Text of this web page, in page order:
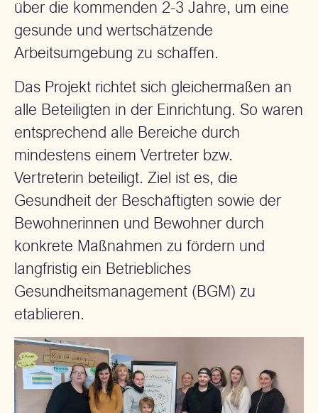
über die kommenden 2-3 Jahre, um eine
gesunde und wertschätzende
Arbeitsumgebung zu schaffen.
Das Projekt richtet sich gleichermaßen an
alle Beteiligten in der Einrichtung. So waren
entsprechend alle Bereiche durch
mindestens einem Vertreter bzw.
Vertreterin beteiligt. Ziel ist es, die
Gesundheit der Beschäftigten sowie der
Bewohnerinnen und Bewohner durch
konkrete Maßnahmen zu fördern und
langfristig ein Betriebliches
Gesundheitsmanagement (BGM) zu
etablieren.